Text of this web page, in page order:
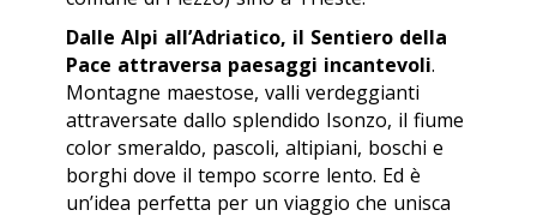
Dalle Alpi all’Adriatico, il Sentiero della
Pace attraversa paesaggi incantevoli.
Montagne maestose, valli verdeggianti
attraversate dallo splendido Isonzo, il fiume
color smeraldo, pascoli, altipiani, boschi e
borghi dove il tempo scorre lento. Ed è
un’idea perfetta per un viaggio che unisca